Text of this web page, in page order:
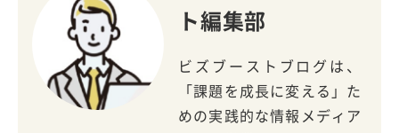
ト編集部
ビズブーストブログは、
「課題を成長に変える」た
めの実践的な情報メディア